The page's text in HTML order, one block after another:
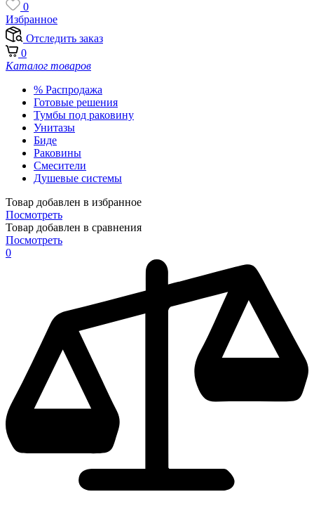
0
Избранное
Отследить заказ
0
Каталог товаров
% Распродажа
Готовые решения
Тумбы под раковину
Унитазы
Биде
Раковины
Смесители
Душевые системы
Товар добавлен в избранное
Посмотреть
Товар добавлен в сравнения
Посмотреть
0